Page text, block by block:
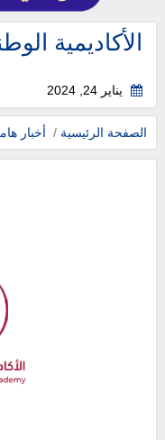
يناير 24, 2024
الصفحة الرئيسية / أخبار